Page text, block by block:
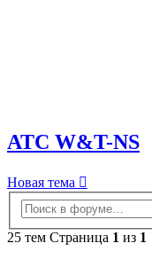
АТС W&T-NS
Новая тема
25 тем Страница 1 из 1